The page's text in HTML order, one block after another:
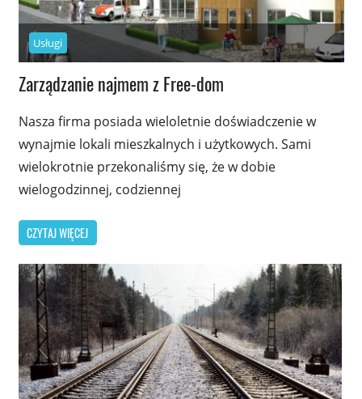
Usługi
Zarządzanie najmem z Free-dom
Nasza firma posiada wieloletnie doświadczenie w
wynajmie lokali mieszkalnych i użytkowych. Sami
wielokrotnie przekonaliśmy się, że w dobie
wielogodzinnej, codziennej
CZYTAJ WIĘCEJ